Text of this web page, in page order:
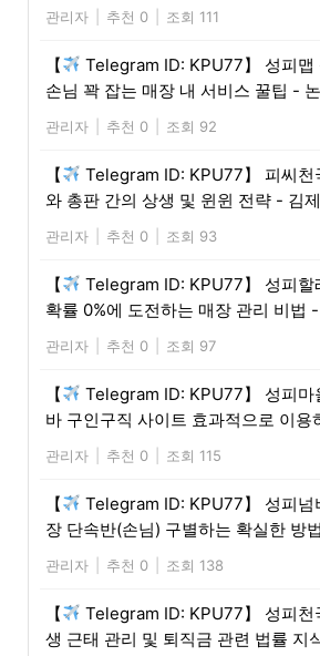
관리자 추천 0 조회 111
【
Telegram ID: KPU77】 성피맵
손님 꽉 잡는 매장 내 서비스 꿀팁 -
관리자 추천 0 조회 92
【
Telegram ID: KPU77】 피씨천
와 총판 간의 상생 및 윈윈 전략 - 김제
관리자 추천 0 조회 93
【
Telegram ID: KPU77】 성피할
확률 0%에 도전하는 매장 관리 비법
관리자 추천 0 조회 97
【
Telegram ID: KPU77】 성피마
바 구인구직 사이트 효과적으로 이용
관리자 추천 0 조회 115
【
Telegram ID: KPU77】 성피넘
장 단속반(손님) 구별하는 확실한 방
관리자 추천 0 조회 138
【
Telegram ID: KPU77】 성피천
생 근태 관리 및 퇴직금 관련 법률 지